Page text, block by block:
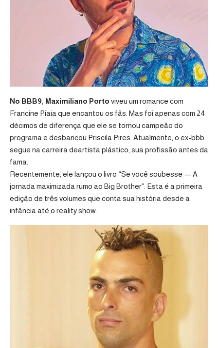
No BBB9, Maximiliano Porto viveu um romance com
Francine Piaia que encantou os fãs. Mas foi apenas com 24
décimos de diferença que ele se tornou campeão do
programa e desbancou Priscila Pires. Atualmente, o ex-bbb
segue na carreira deartista plástico, sua profissão antes da
fama.
Recentemente, ele lançou o livro “Se você soubesse — A
jornada maximizada rumo ao Big Brother”. Esta é a primeira
edição de três volumes que conta sua história desde a
infância até o reality show.